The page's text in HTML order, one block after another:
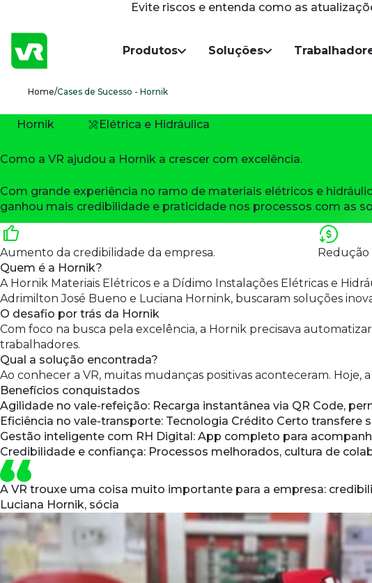
Evite riscos e entenda como as
Navegação Principal
Produtos Soluções
Breadcrumb
Home/Cases de Sucesso - Hornik
Hornik Elétrica e Hidráulica
Como a VR ajudou a Hornik a crescer com excelência.
Com grande experiência no ramo de materiais elétricos e
ganhou mais credibilidade e praticidade nos processos com as
Aumento da credibilidade da empresa. Redução
Quem é a Hornik?
A Hornik Materiais Elétricos e a Dídimo Instalações Elétricas e
Adrimilton José Bueno e Luciana Hornink, buscaram soluções
O desafio por trás da Hornik
Com foco na busca pela excelência, a Hornik precisava
trabalhadores.
Qual a solução encontrada?
Ao conhecer a VR, muitas mudanças positivas aconteceram.
Benefícios conquistados
Agilidade no vale-refeição: Recarga instantânea via QR Code,
Eficiência no vale-transporte: Tecnologia Crédito Certo transfere
Gestão inteligente com RH Digital: App completo para
Credibilidade e confiança: Processos melhorados, cultura de
A VR trouxe uma coisa muito importante para a empresa:
Luciana Hornik, sócia